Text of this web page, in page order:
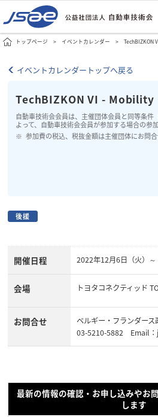
トップページ イベントカレンダー TechBIZKON
イベントカレンダートップへ戻る
TechBIZKON VI - Mobility
自動車技術会会員は、主催団体会員と同等条件
よって、自動車技術会会員が参加する場合の参
参加費の税込、税抜金額は主催団体にお問合
後援
開催日程 2022年12月6日（火）～
会場 トヨタコネクティッド
お問合せ
ベルギー・フランダー
03-5210-5882 Email
最新の情報の確認・お申し込みやお
します